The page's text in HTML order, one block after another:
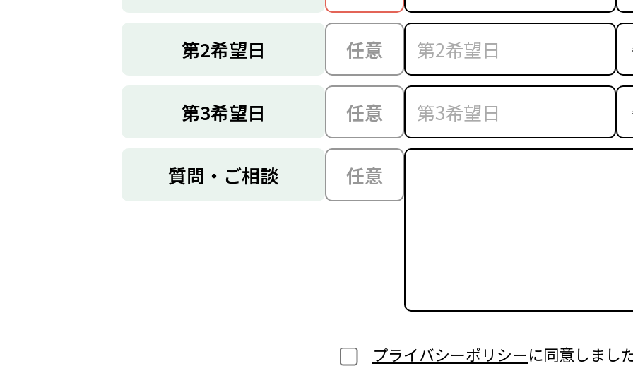
第2希望日
第3希望日
質問・ご相談
プライバシーポリシーに同意しまし